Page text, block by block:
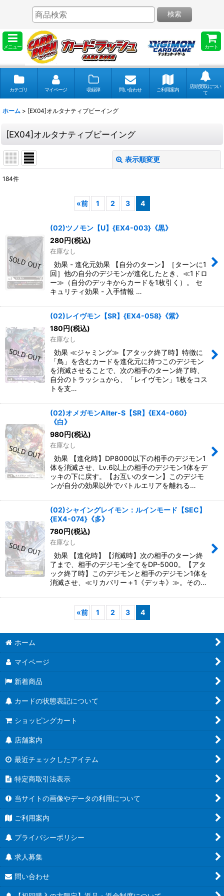
メニュー カート
検索
カテゴリ マイページ 収録弾 問い合わせ ご利用案内
店頭受取につい
て
ホーム > [EX04]オルタナティブビーイング
[EX04]オルタナティブビーイング
表示順変更
184件
«前 1 2 3 4
(02)ツノモン【U】{EX4-003}《黒》
280 円(税込)
在庫なし
効果 - 進化元効果 【自分のターン】［ターンに1
回］他の自分のデジモンが進化したとき、≪1ドロ
ー≫（自分のデッキからカードを1枚引く）。 セ
キュリティ効果 - 入手情報 …
(02)レイヴモン【SR】{EX4-058}《紫》
180 円(税込)
在庫なし
効果 ≪ジャミング≫【アタック終了時】特徴に
「鳥」を含むカードを進化元に持つこのデジモン
を消滅させることで、次の相手のターン終了時、
自分のトラッシュから、「レイヴモン」1枚をコス
トを支…
(02)オメガモンAlter-S【SR】{EX4-060}
《白》
980 円(税込)
在庫なし
効果 【進化時】DP8000以下の相手のデジモン1
体を消滅させ、Lv.6以上の相手のデジモン1体をデ
ッキの下に戻す。【お互いのターン】このデジモ
ンが自分の効果以外でバトルエリアを離れる…
(02)シャイングレイモン：ルインモード【SEC】
{EX4-074}《多》
780 円(税込)
在庫なし
効果 【進化時】【消滅時】次の相手のターン終
了まで、相手のデジモン全てをDP-5000。【アタ
ック終了時】このデジモンと相手のデジモン1体を
消滅させ、≪リカバリー＋1《デッキ》≫。その…
«前 1 2 3 4
ホーム
マイページ
新着商品
カードの状態表記について
ショッピングカート
店舗案内
最近チェックしたアイテム
特定商取引法表示
当サイトの画像やデータの利用について
ご利用案内
プライバシーポリシー
求人募集
問い合わせ